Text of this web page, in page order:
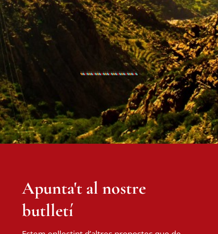
Apunta't al nostre
butlletí